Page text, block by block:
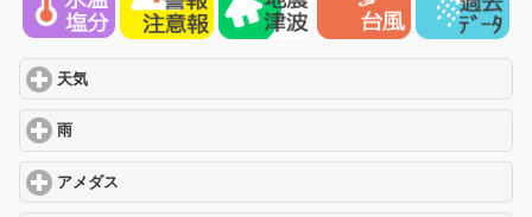
天気
雨
アメダス